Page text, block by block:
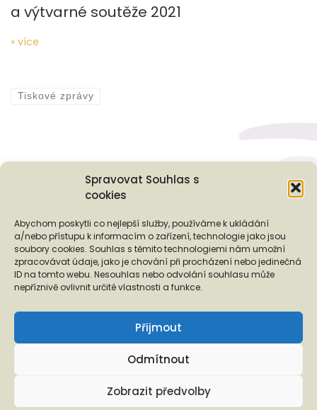
Spravovat Souhlas s
cookies
Abychom poskytli co nejlepší služby, používáme k ukládání
a/nebo přístupu k informacím o zařízení, technologie jako jsou
soubory cookies. Souhlas s těmito technologiemi nám umožní
zpracovávat údaje, jako je chování při procházení nebo jedinečná
ID na tomto webu. Nesouhlas nebo odvolání souhlasu může
nepříznivě ovlivnit určité vlastnosti a funkce.
Přijmout
Odmítnout
Zobrazit předvolby
a výtvarné soutěže 2021
» více
Tiskové zprávy
Podporují nás...
❬ ❭